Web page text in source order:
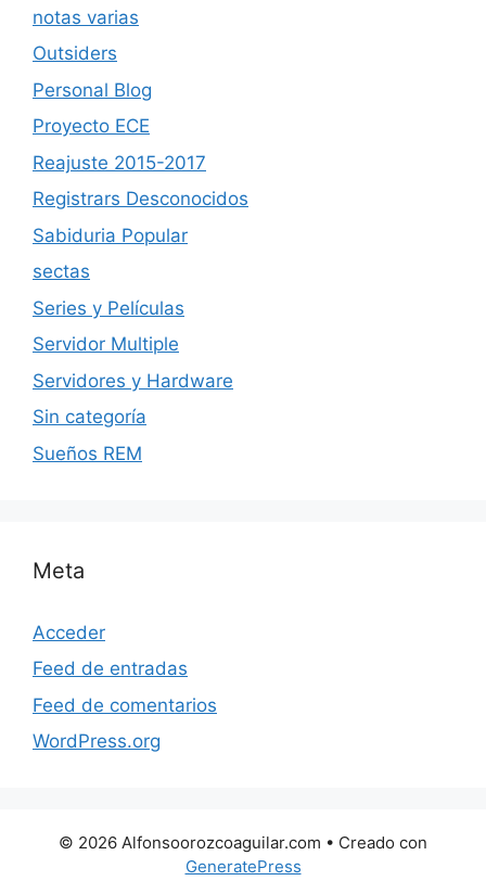
notas varias
Outsiders
Personal Blog
Proyecto ECE
Reajuste 2015-2017
Registrars Desconocidos
Sabiduria Popular
sectas
Series y Películas
Servidor Multiple
Servidores y Hardware
Sin categoría
Sueños REM
Meta
Acceder
Feed de entradas
Feed de comentarios
WordPress.org
© 2026 Alfonsoorozcoaguilar.com • Creado con
GeneratePress